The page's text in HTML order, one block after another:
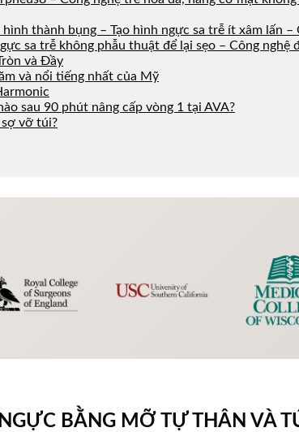
hình thành bụng – Tạo hình ngực sa trễ ít xâm lấn
sa trễ không phẫu thuật để lại sẹo – Công
và Đầy
và nổi tiếng nhất của Mỹ
sau 90 phút nâng cấp vòng 1 tại AVA?
vỡ túi?
BẰNG MỠ TỰ THÂN VÀ